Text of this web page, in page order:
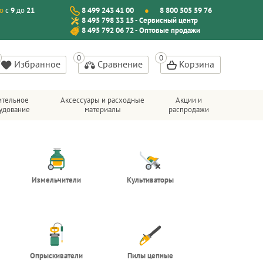
с9до 21 8 499 243 41 00
8 800 505 59 76
8 495 798 33 15 - Сервисный центр
8 495 792 06 72 - Оптовые продажи
Избранное Сравнение Корзина
Аксессуары и расходные
материалы
Акции и
распродажи
Измельчители Культиваторы
Опрыскиватели Пилы цепные